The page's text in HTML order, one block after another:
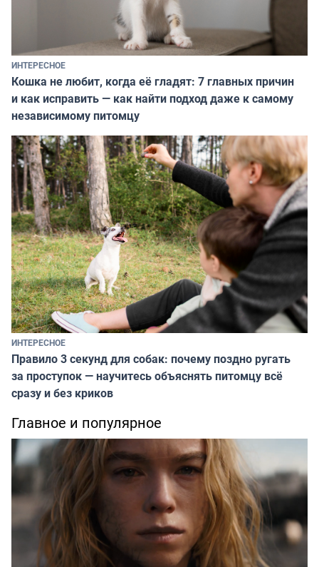
ИНТЕРЕСНОЕ
Кошка не любит, когда её гладят: 7 главных причин
и как исправить — как найти подход даже к самому
независимому питомцу
ИНТЕРЕСНОЕ
Правило 3 секунд для собак: почему поздно ругать
за проступок — научитесь объяснять питомцу всё
сразу и без криков
Главное и популярное